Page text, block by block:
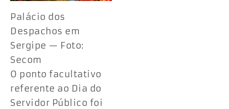
Palácio dos
Despachos em
Sergipe — Foto:
Secom
O ponto facultativo
referente ao Dia do
Servidor Público foi